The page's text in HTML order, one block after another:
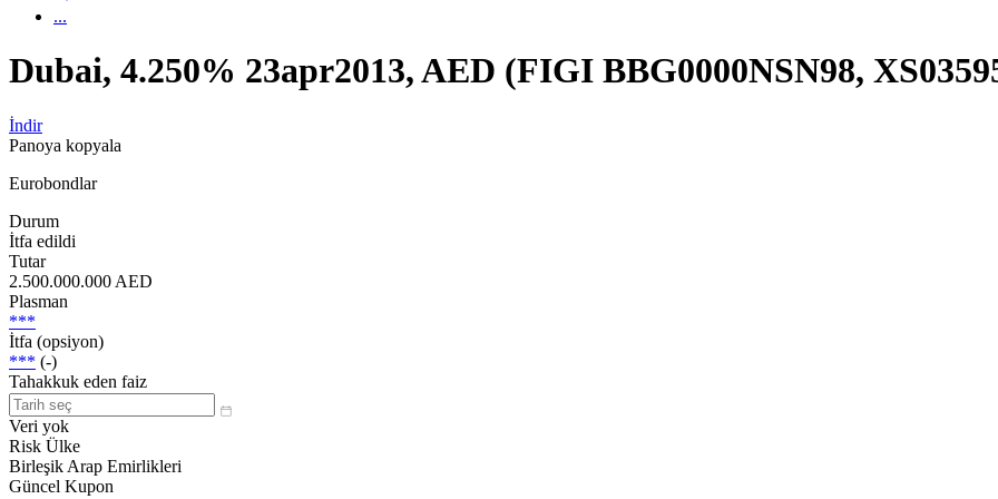
...
Dubai, 4.250% 23apr2013, AED (FIGI BBG0000NSN98,
İndir
Panoya kopyala
Eurobondlar
Durum
İtfa edildi
Tutar
2.500.000.000 AED
Plasman
***
İtfa (opsiyon)
*** (-)
Tahakkuk eden faiz
Veri yok
Risk Ülke
Birleşik Arap Emirlikleri
Güncel Kupon